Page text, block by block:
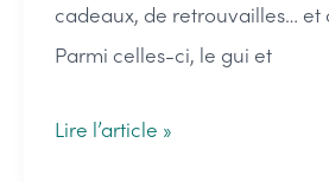
cadeaux, de retrouvailles… et
Parmi celles-ci, le gui et
Le
Lire l’article »